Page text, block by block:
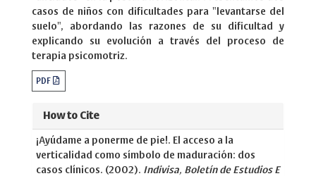
casos de niños con dificultades para "levantarse del
suelo", abordando las razones de su dificultad y
explicando su evolución a través del proceso de
terapia psicomotriz.
PDF
How to Cite
¡Ayúdame a ponerme de pie!. El acceso a la
verticalidad como símbolo de maduración: dos
casos clínicos. (2002). Indivisa, Boletín de Estudios E